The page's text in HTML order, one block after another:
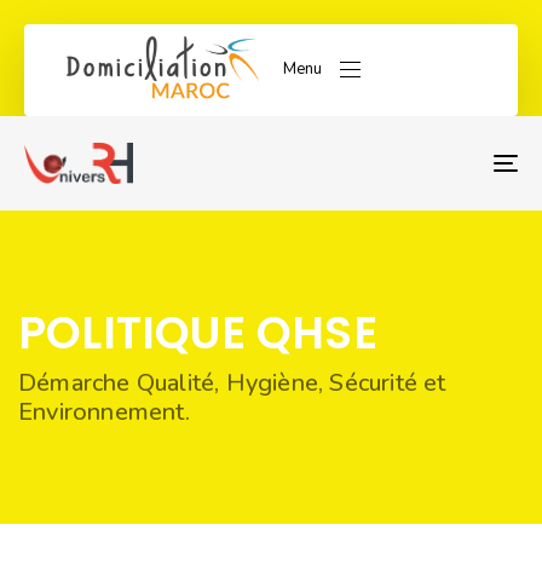
Menu
POLITIQUE QHSE
Démarche Qualité, Hygiène, Sécurité et
Environnement.